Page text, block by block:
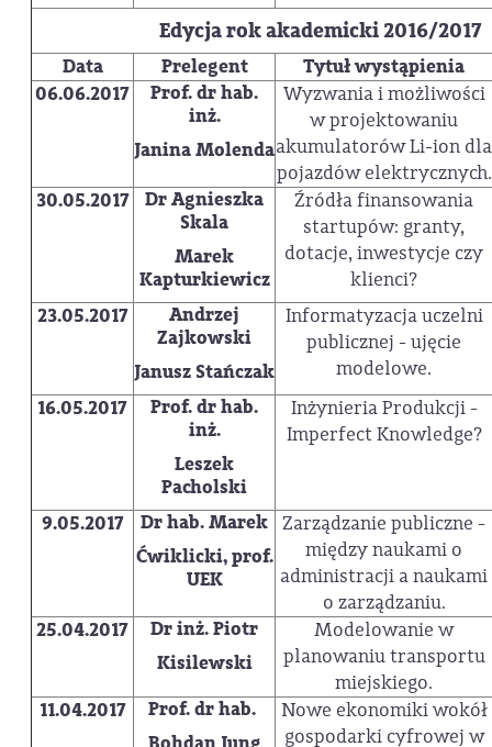
Edycja rok akademicki 2016/2017
Data Prelegent
Tytuł wystąpienia
06.06.2017
Prof. dr hab.
inż.
Janina Molenda
Wyzwania i możliwości
w projektowaniu
akumulatorów Li-ion dla
pojazdów elektrycznych.
30.05.2017
Dr Agnieszka
Skala
Marek
Kapturkiewicz
Źródła finansowania
startupów: granty,
dotacje, inwestycje czy
klienci?
23.05.2017
Andrzej
Zajkowski
Janusz Stańczak
Informatyzacja uczelni
publicznej - ujęcie
modelowe.
16.05.2017
Prof. dr hab.
inż.
Leszek
Pacholski
Inżynieria Produkcji -
Imperfect Knowledge?
9.05.2017
Dr hab. Marek
Ćwiklicki, prof.
UEK
Zarządzanie publiczne -
między naukami o
administracji a naukami
o zarządzaniu.
25.04.2017
Dr inż. Piotr
Kisilewski
Modelowanie w
planowaniu transportu
miejskiego.
11.04.2017
Prof. dr hab.
Nowe ekonomiki wokół
gospodarki cyfrowej w